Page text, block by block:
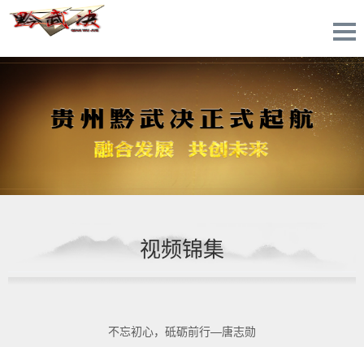
视频锦集
不忘初心，砥砺前行—唐志勋